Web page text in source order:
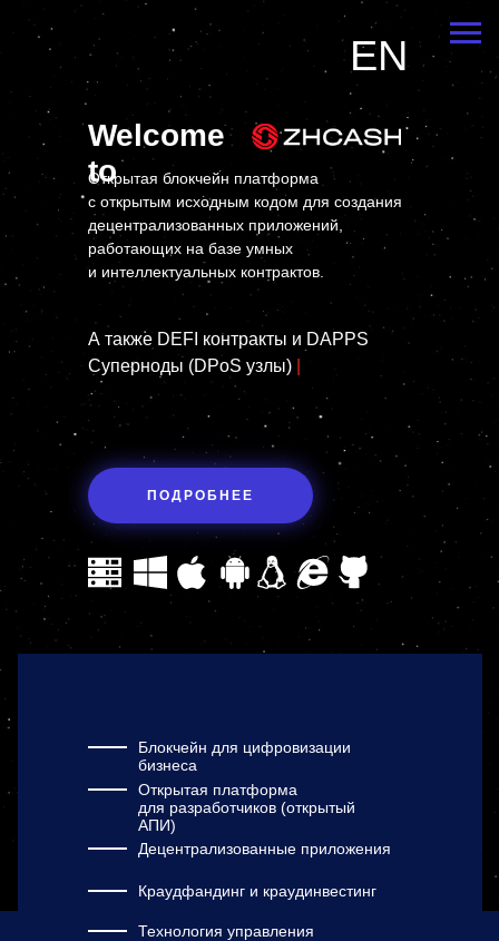
Welcome
to
А также DEFI контракты и DAPPS
Cуперноды (DPoS узлы)
ПОДРОБНЕЕ
Блокчейн для цифровизации
бизнеса
Открытая платформа
для разработчиков (открытый
АПИ)
Децентрализованные приложения
Краудфандинг и краудинвестинг
Технология управления
Открытая блокчейн платформа
с открытым исходным кодом для создания
децентрализованных приложений,
работающих на базе умных
и интеллектуальных контрактов.
EN